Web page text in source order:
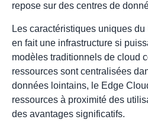
repose sur des centres de
Les caractéristiques uniques
en fait une infrastructure si
modèles traditionnels de cloud
ressources sont centralisées
données lointains, le Edge
ressources à proximité des
des avantages significatifs.